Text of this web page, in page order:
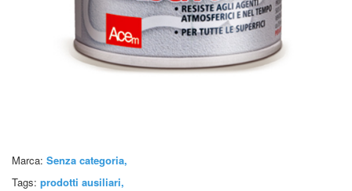
Marca: Senza categoria,
Tags: prodotti ausiliari,